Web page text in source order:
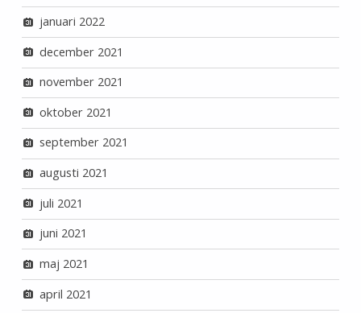
januari 2022
december 2021
november 2021
oktober 2021
september 2021
augusti 2021
juli 2021
juni 2021
maj 2021
april 2021